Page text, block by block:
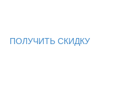
ПОЛУЧИТЬ СКИДКУ